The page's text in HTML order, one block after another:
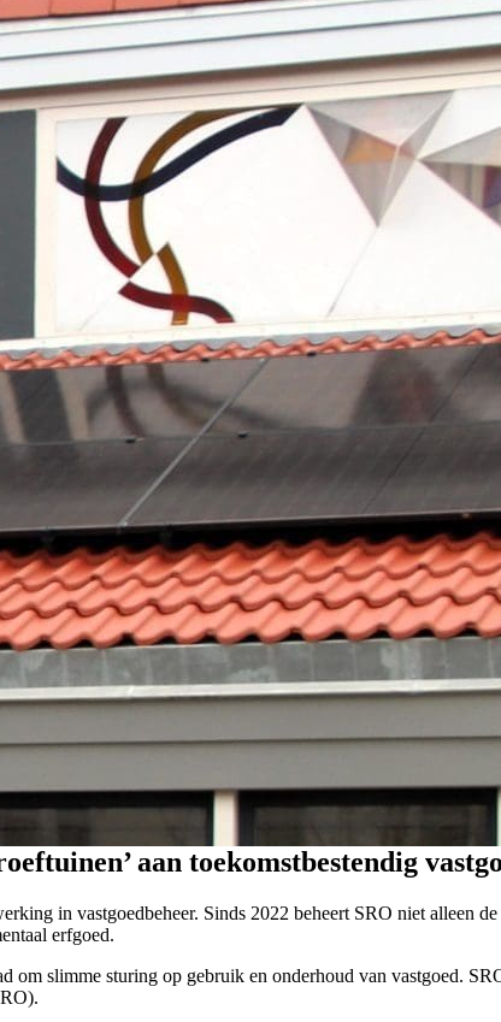
aan toekomstbestendig
in vastgoedbeheer. Sinds 2022 beheert SRO niet alleen
erfgoed.
slimme sturing op gebruik en onderhoud van vastgoed.